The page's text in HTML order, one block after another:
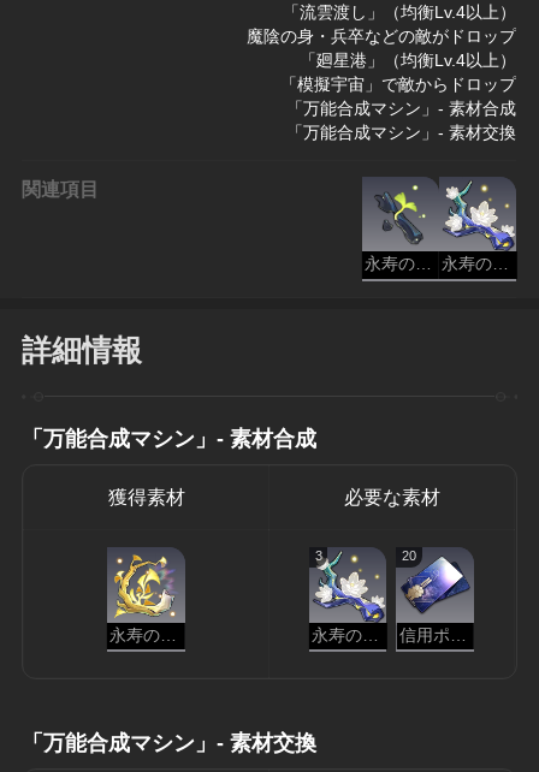
「流雲渡し」（均衡Lv.4以上）
魔陰の身・兵卒などの敵がドロップ
「廻星港」（均衡Lv.4以上）
「模擬宇宙」で敵からドロップ
「万能合成マシン」- 素材合成
「万能合成マシン」- 素材交換
関連項目
永寿の萌芽 永寿の天華
詳細情報
「万能合成マシン」- 素材合成
獲得素材 必要な素材
3 20
「万能合成マシン」- 素材交換